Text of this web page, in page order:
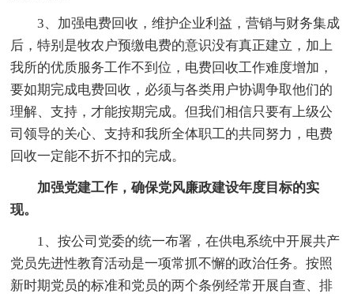
3、加强电费回收，维护企业利益，营销与财务集成
后，特别是牧农户预缴电费的意识没有真正建立，加上
我所的优质服务工作不到位，电费回收工作难度增加，
要如期完成电费回收，必须与各类用户协调争取他们的
理解、支持，才能按期完成。但我们相信只要有上级公
司领导的关心、支持和我所全体职工的共同努力，电费
回收一定能不折不扣的完成。
加强党建工作，确保党风廉政建设年度目标的实
现。
1、按公司党委的统一布署，在供电系统中开展共产
党员先进性教育活动是一项常抓不懈的政治任务。按照
新时期党员的标准和党员的两个条例经常开展自查、排